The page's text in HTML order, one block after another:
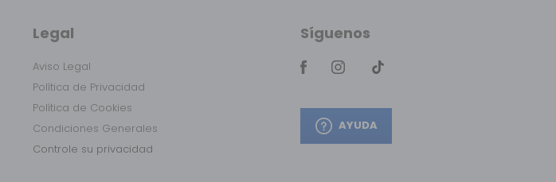
Legal
Aviso Legal
Política de Privacidad
Política de Cookies
Condiciones Generales
Controle su privacidad
Síguenos
AYUDA